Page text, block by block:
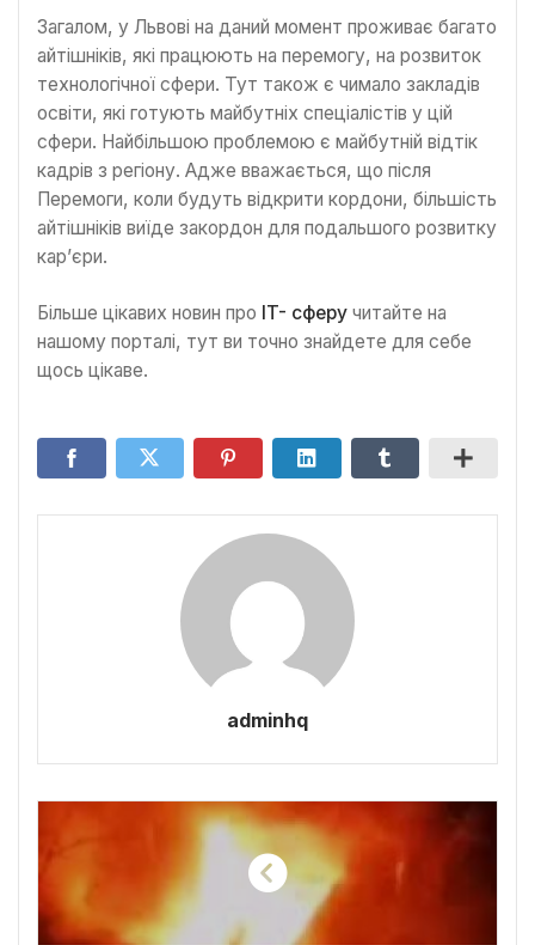
Загалом, у Львові на даний момент проживає багато
айтішніків, які працюють на перемогу, на розвиток
технологічної сфери. Тут також є чимало закладів
освіти, які готують майбутніх спеціалістів у цій
сфери. Найбільшою проблемою є майбутній відтік
кадрів з регіону. Адже вважається, що після
Перемоги, коли будуть відкрити кордони, більшість
айтішніків виїде закордон для подальшого розвитку
кар’єри.
Більше цікавих новин про IT- сферу читайте на
нашому порталі, тут ви точно знайдете для себе
щось цікаве.
adminhq